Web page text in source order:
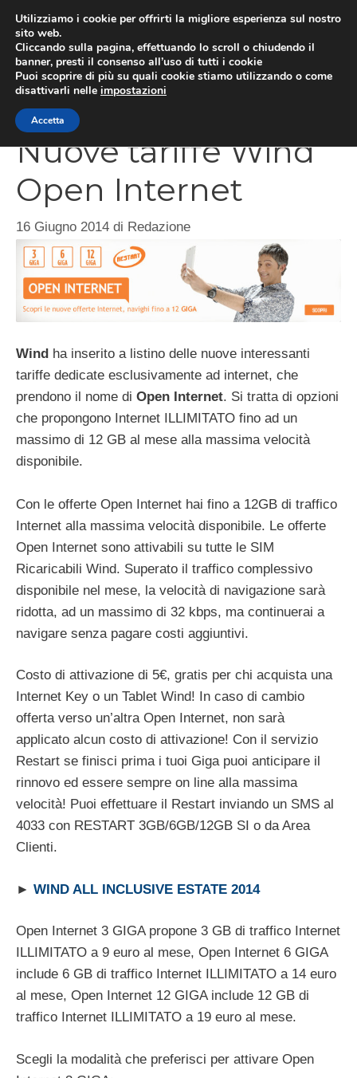
contenuto
Nuove tariffe Wind
Open Internet
16 Giugno 2014 di Redazione
Wind ha inserito a listino delle nuove interessanti
tariffe dedicate esclusivamente ad internet, che
prendono il nome di Open Internet. Si tratta di opzioni
che propongono Internet ILLIMITATO fino ad un
massimo di 12 GB al mese alla massima velocità
disponibile.
Con le offerte Open Internet hai fino a 12GB di traffico
Internet alla massima velocità disponibile. Le offerte
Open Internet sono attivabili su tutte le SIM
Ricaricabili Wind. Superato il traffico complessivo
disponibile nel mese, la velocità di navigazione sarà
ridotta, ad un massimo di 32 kbps, ma continuerai a
navigare senza pagare costi aggiuntivi.
Costo di attivazione di 5€, gratis per chi acquista una
Internet Key o un Tablet Wind! In caso di cambio
offerta verso un’altra Open Internet, non sarà
applicato alcun costo di attivazione! Con il servizio
Restart se finisci prima i tuoi Giga puoi anticipare il
rinnovo ed essere sempre on line alla massima
velocità! Puoi effettuare il Restart inviando un SMS al
4033 con RESTART 3GB/6GB/12GB SI o da Area
Clienti.
► WIND ALL INCLUSIVE ESTATE 2014
Open Internet 3 GIGA propone 3 GB di traffico Internet
ILLIMITATO a 9 euro al mese, Open Internet 6 GIGA
include 6 GB di traffico Internet ILLIMITATO a 14 euro
al mese, Open Internet 12 GIGA include 12 GB di
traffico Internet ILLIMITATO a 19 euro al mese.
Scegli la modalità che preferisci per attivare Open
Utilizziamo i cookie per offrirti la migliore esperienza sul nostro
sito web.
Cliccando sulla pagina, effettuando lo scroll o chiudendo il
banner, presti il consenso all’uso di tutti i cookie
Puoi scoprire di più su quali cookie stiamo utilizzando o come
disattivarli nelle impostazioni
Accetta